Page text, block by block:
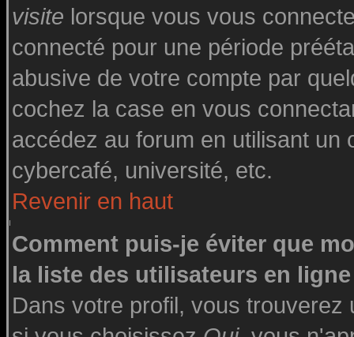
visite lorsque vous vous
connecté pour une période
abusive de votre compte par
cochez la case en vous
accédez au forum en utilisant un
cybercafé, université, etc.
Revenir en haut
Comment puis-je éviter que
la liste des utilisateurs en
Dans votre profil, vous trouverez